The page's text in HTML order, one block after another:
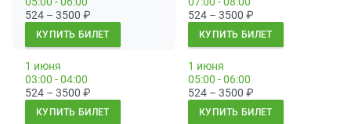
524 – 3500 ₽
КУПИТЬ БИЛЕТ
524 – 3500 ₽
КУПИТЬ БИЛЕТ
1 июня
03:00 - 04:00
524 – 3500 ₽
КУПИТЬ БИЛЕТ
1 июня
05:00 - 06:00
524 – 3500 ₽
КУПИТЬ БИЛЕТ